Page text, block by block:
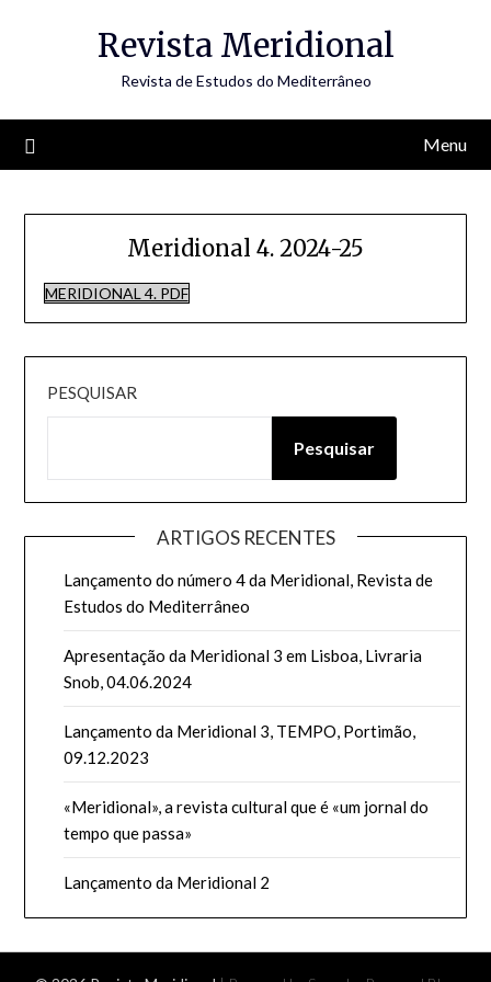
Revista Meridional
Revista de Estudos do Mediterrâneo
Menu
Meridional 4. 2024-25
MERIDIONAL 4. PDF
PESQUISAR
Pesquisar
ARTIGOS RECENTES
Lançamento do número 4 da Meridional, Revista de
Estudos do Mediterrâneo
Apresentação da Meridional 3 em Lisboa, Livraria
Snob, 04.06.2024
Lançamento da Meridional 3, TEMPO, Portimão,
09.12.2023
«Meridional», a revista cultural que é «um jornal do
tempo que passa»
Lançamento da Meridional 2